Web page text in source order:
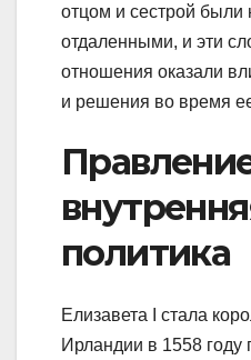
отцом и сестрой
отдаленными, и эти
отношения оказали
и решения во время
политика
Елизавета I стала
Ирландии в 1558 году